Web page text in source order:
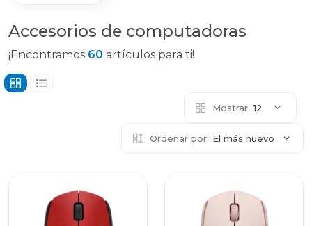
Accesorios de computadoras
¡Encontramos 60 artículos para ti!
Mostrar: 12
Ordenar por: El más nuevo